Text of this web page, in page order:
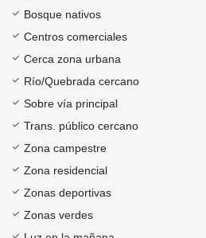
Bosque nativos
Centros comerciales
Cerca zona urbana
Río/Quebrada cercano
Sobre vía principal
Trans. público cercano
Zona campestre
Zona residencial
Zonas deportivas
Zonas verdes